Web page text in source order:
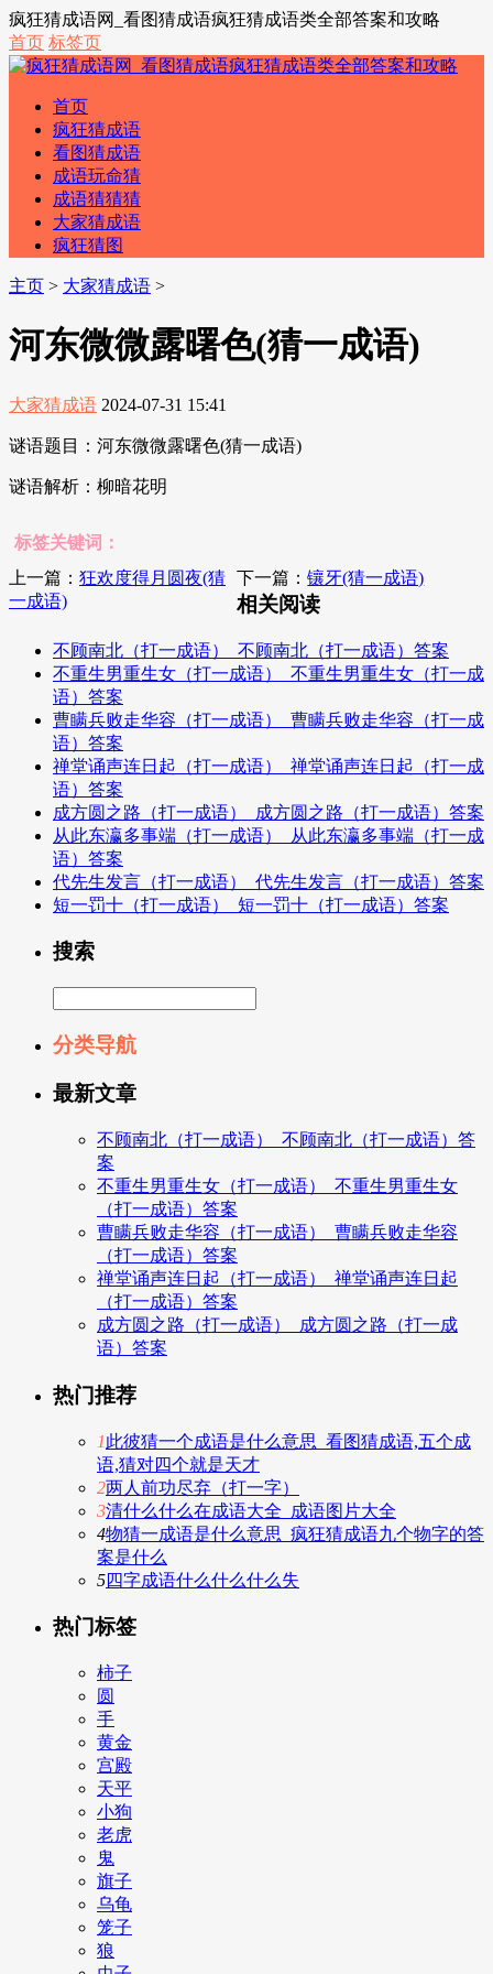
疯狂猜成语网_看图猜成语疯狂猜成语类全部答案和攻略
首页 标签页
首页
疯狂猜成语
看图猜成语
成语玩命猜
成语猜猜猜
大家猜成语
疯狂猜图
主页 > 大家猜成语 >
河东微微露曙色(猜一成语)
大家猜成语 2024-07-31 15:41
谜语题目：河东微微露曙色(猜一成语)
谜语解析：柳暗花明
标签关键词：
上一篇： 狂欢度得月圆夜(猜
一成语)
下一篇：镶牙(猜一成语)
相关阅读
不顾南北（打一成语）_不顾南北（打一成语）答案
不重生男重生女（打一成语）_不重生男重生女（打一成
语）答案
曹瞒兵败走华容（打一成语）_曹瞒兵败走华容（打一成
语）答案
禅堂诵声连日起（打一成语）_禅堂诵声连日起（打一成
语）答案
成方圆之路（打一成语）_成方圆之路（打一成语）答案
从此东瀛多事端（打一成语）_从此东瀛多事端（打一成
语）答案
代先生发言（打一成语）_代先生发言（打一成语）答案
短一罚十（打一成语）_短一罚十（打一成语）答案
搜索
分类导航
最新文章
不顾南北（打一成语）_不顾南北（打一成语）答
案
不重生男重生女（打一成语）_不重生男重生女
（打一成语）答案
曹瞒兵败走华容（打一成语）_曹瞒兵败走华容
（打一成语）答案
禅堂诵声连日起（打一成语）_禅堂诵声连日起
（打一成语）答案
成方圆之路（打一成语）_成方圆之路（打一成
语）答案
热门推荐
1此彼猜一个成语是什么意思_看图猜成语,五个成
语,猜对四个就是天才
2两人前功尽弃（打一字）
3清什么什么在成语大全_成语图片大全
4物猜一成语是什么意思_疯狂猜成语九个物字的答
案是什么
5四字成语什么什么什么失
热门标签
柿子
圆
手
黄金
宫殿
天平
小狗
老虎
鬼
旗子
乌龟
笼子
狼